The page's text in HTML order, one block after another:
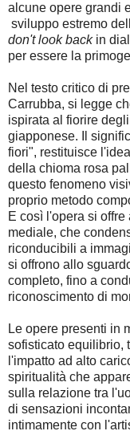
alcune opere grandi
sviluppo estremo
don't look backin
per essere la
Nel testo critico di
Carrubba, si legge
ispirata al fiorire
giapponese. Il
fiori", restituisce
della chioma rosa
questo fenomeno
proprio metodo
E così l'opera si
mediale, che
riconducibili a
si offrono allo
completo, fino a
riconoscimento di
Le opere presenti in
sofisticato equilibrio,
l'impatto ad alto
spiritualità che
sulla relazione tra
di sensazioni
intimamente con